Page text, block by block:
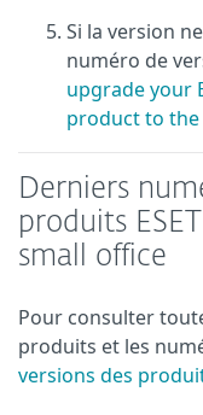
Si la version
numéro de
upgrade your
product to
Derniers
produits
small office
Pour consulter
produits et les
versions des